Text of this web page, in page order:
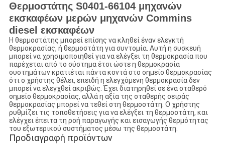
Θερμοστάτης S0401-66104 μηχανών
εκσκαφέων μερών μηχανών Commins
diesel εκσκαφέων
Η θερμοστάτης μπορεί επίσης να κληθεί έναν ελεγκτή
θερμοκρασίας, ή θερμοστάτη για συντομία. Αυτή η συσκευή
μπορεί να χρησιμοποιηθεί για να ελέγξει τη θερμοκρασία που
παρέχεται από το σύστημα έτσι ώστε η θερμοκρασία
συστημάτων κρατιέται πάντα κοντά στο σημείο θερμοκρασίας
ότι ο χρήστης θέλει, επειδή η ελεγχόμενη θερμοκρασία δεν
μπορεί να ελεγχθεί ακριβώς. Έχει διατηρηθεί σε ένα σταθερό
σημείο θερμοκρασίας, αλλά η αξία της σταθερής σειράς
θερμοκρασίας μπορεί να τεθεί στη θερμοστάτη. Ο χρήστης
ρυθμίζει τις τοποθετήσεις για να ελέγξει τη θερμοστάτη, και
ελέγχει έπειτα τη ροή παραγωγής και εισαγωγής θερμότητας
του εξωτερικού συστήματος μέσω της θερμοστάτη.
Προδιαγραφή προϊόντων